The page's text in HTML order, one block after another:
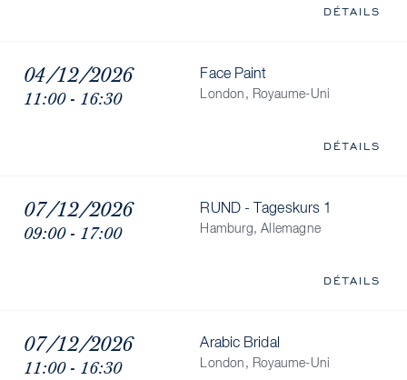
DÉTAILS
04/12/2026
11:00 - 16:30
Face Paint
London, Royaume-Uni
DÉTAILS
07/12/2026
09:00 - 17:00
RUND - Tageskurs 1
Hamburg, Allemagne
DÉTAILS
07/12/2026
11:00 - 16:30
Arabic Bridal
London, Royaume-Uni